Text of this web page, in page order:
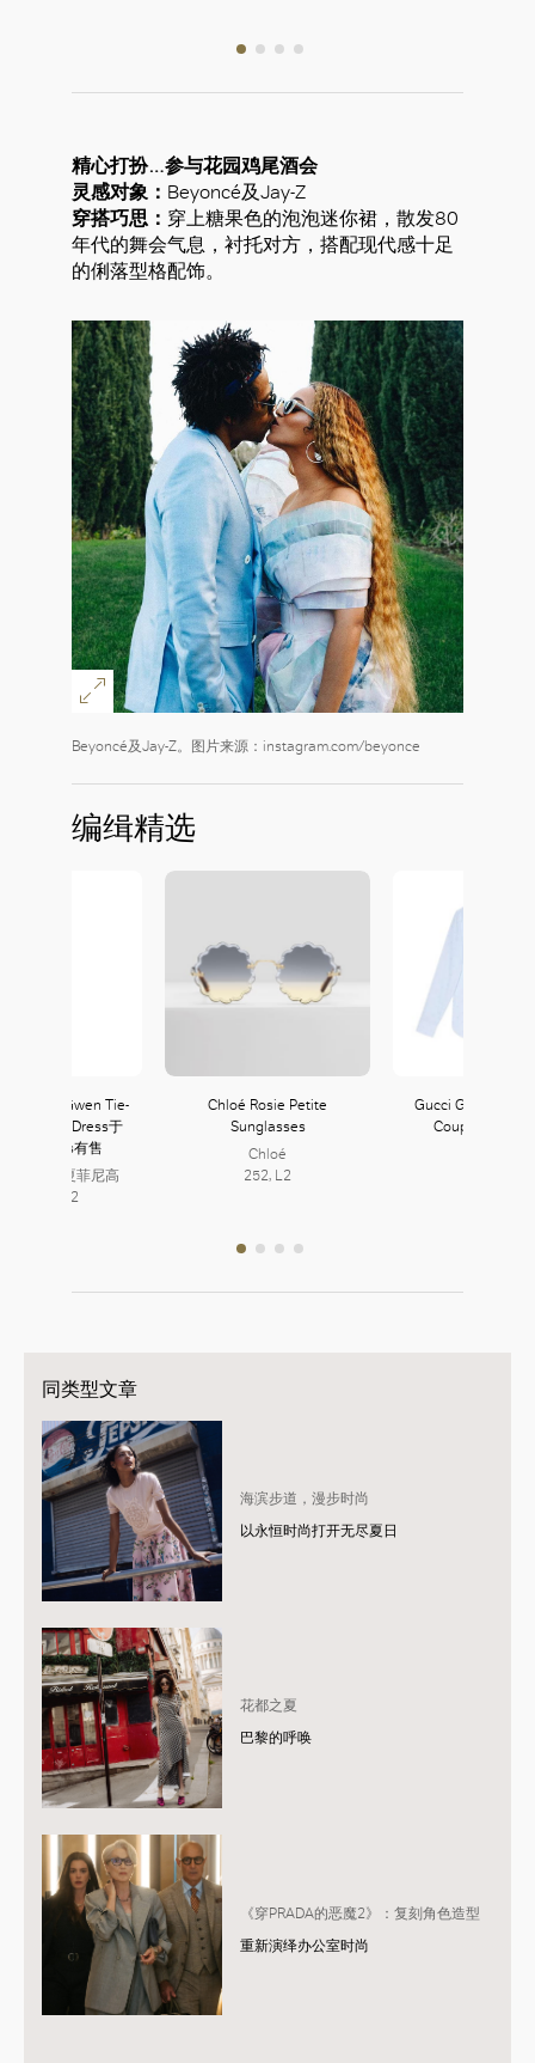
精心打扮…参与花园鸡尾酒会
灵感对象： Beyoncé及Jay-Z
穿搭巧思： 穿上糖果色的泡泡迷你裙，散发80
年代的舞会气息，衬托对方，搭配现代感十足
的俐落型格配饰。
Beyoncé及Jay-Z。图片来源：instagram.com/beyonce
编缉精选
Gwen Tie-
Mini Dress于
Nichols有售
Nichols 夏菲尼高
Level L2, L2
Chloé Rosie Petite
Sunglasses
Chloé
252, L2
Gucci G Square
Coupé Cotton
同类型文章
海滨步道，漫步时尚
以永恒时尚打开无尽夏日
花都之夏
巴黎的呼唤
《穿PRADA的恶魔2》：复刻角色造型
重新演绎办公室时尚